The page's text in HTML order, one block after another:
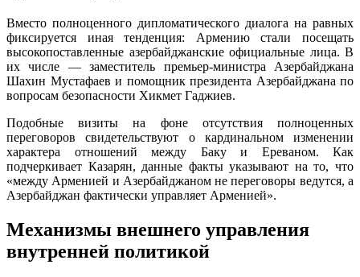
Вместо полноценного дипломатического диалога на равных
фиксируется иная тенденция: Армению стали посещать
высокопоставленные азербайджанские официальные лица. В
их числе — заместитель премьер-министра Азербайджана
Шахин Мустафаев и помощник президента Азербайджана по
вопросам безопасности Хикмет Гаджиев.
Подобные визиты на фоне отсутствия полноценных
переговоров свидетельствуют о кардинальном изменении
характера отношений между Баку и Ереваном. Как
подчеркивает Казарян, данные факты указывают на то, что
«между Арменией и Азербайджаном не переговоры ведутся, а
Азербайджан фактически управляет Арменией».
Механизмы внешнего управления
внутренней политикой